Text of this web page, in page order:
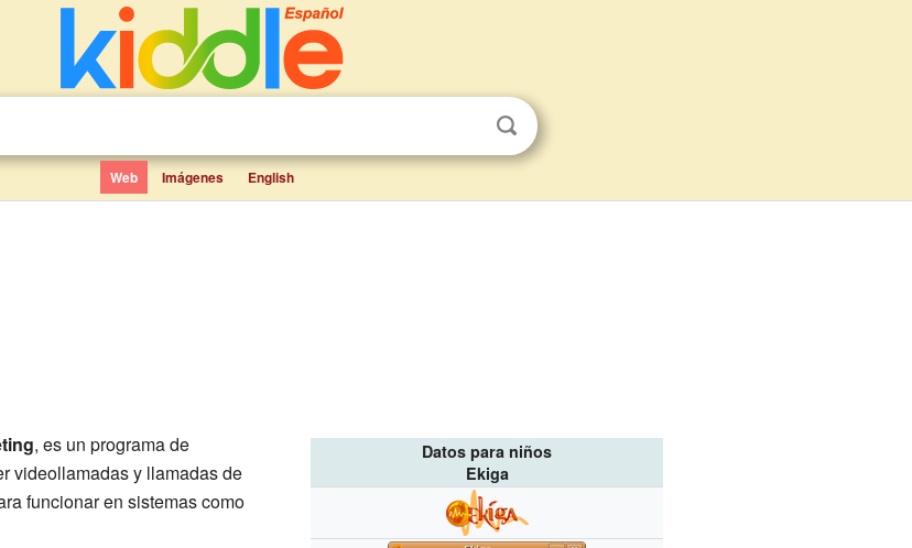
Web Imágenes English
Datos para niños
Ekiga
, es un programa de
videollamadas y llamadas de
funcionar en sistemas como